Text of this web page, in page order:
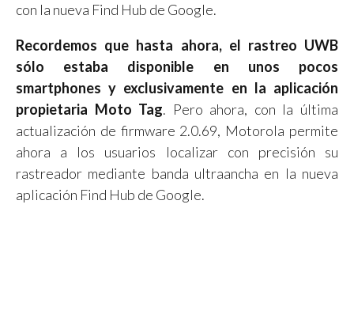
con la nueva Find Hub de Google.
Recordemos que hasta ahora, el rastreo UWB
sólo estaba disponible en unos pocos
smartphones y exclusivamente en la aplicación
propietaria Moto Tag. Pero ahora, con la última
actualización de firmware 2.0.69, Motorola permite
ahora a los usuarios localizar con precisión su
rastreador mediante banda ultraancha en la nueva
aplicación Find Hub de Google.